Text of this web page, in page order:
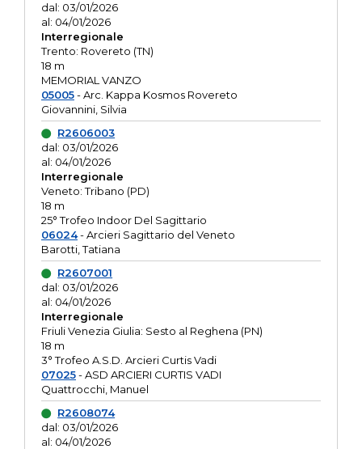
dal: 03/01/2026
al: 04/01/2026
Interregionale
Trento: Rovereto (TN)
18 m
MEMORIAL VANZO
05005- Arc. Kappa Kosmos Rovereto
Giovannini, Silvia
R2606003
dal: 03/01/2026
al: 04/01/2026
Interregionale
Veneto: Tribano (PD)
18 m
25° Trofeo Indoor Del Sagittario
06024- Arcieri Sagittario del Veneto
Barotti, Tatiana
R2607001
dal: 03/01/2026
al: 04/01/2026
Interregionale
Friuli Venezia Giulia: Sesto al Reghena (PN)
18 m
3° Trofeo A.S.D. Arcieri Curtis Vadi
07025- ASD ARCIERI CURTIS VADI
Quattrocchi, Manuel
R2608074
dal: 03/01/2026
al: 04/01/2026